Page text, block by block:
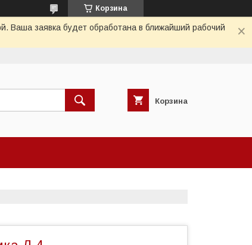
Корзина
Ваша заявка будет обработана в ближайший рабочий
Корзина